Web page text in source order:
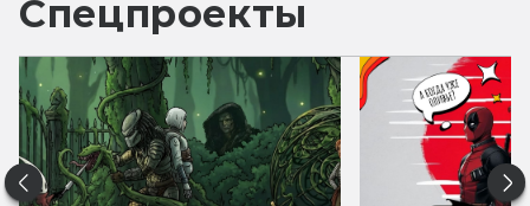
Спецпроекты